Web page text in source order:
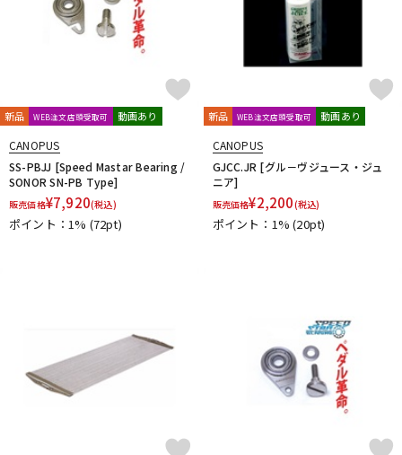
キーボード 電子ピアノ
アンプ エフェクター
DJ機器 DTM
配信/ライブ機器 楽器アクセサリ
新品 WEB注文店頭受取可 動画あり
CANOPUS
SS-PBJJ [Speed Mastar Bearing /
SONOR SN-PB Type]
販売価格¥7,920(税込)
ポイント：1% (72pt)
新品 WEB注文店頭受取可 動画あり
CANOPUS
GJCC.JR [グル－ヴジュース・ジュ
ニア]
販売価格¥2,200(税込)
ポイント：1%(20pt)